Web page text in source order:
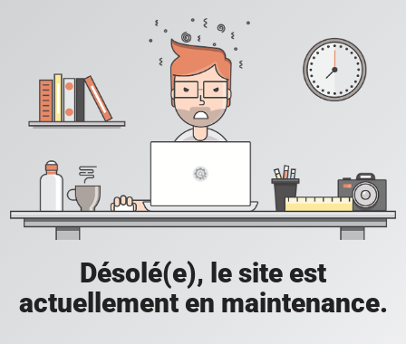
Désolé(e), le site est
actuellement en maintenance.